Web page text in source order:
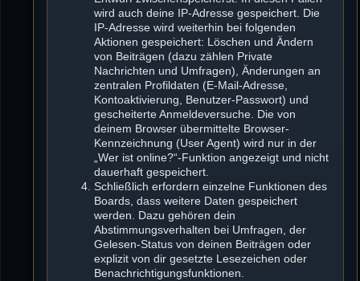
wird auch deine IP-Adresse gespeichert. Die
IP-Adresse wird weiterhin bei folgenden
Aktionen gespeichert: Löschen und Ändern
von Beiträgen (dazu zählen Private
Nachrichten und Umfragen), Änderungen an
zentralen Profildaten (E-Mail-Adresse,
Kontoaktivierung, Benutzer-Passwort) und
gescheiterte Anmeldeversuche. Die von
deinem Browser übermittelte Browser-
Kennzeichnung (User Agent) wird nur in der
„Wer ist online?“-Funktion angezeigt und nicht
dauerhaft gespeichert.
Schließlich erfordern einzelne Funktionen des
Boards, dass weitere Daten gespeichert
werden. Dazu gehören dein
Abstimmungsverhalten bei Umfragen, der
Gelesen-Status von deinen Beiträgen oder
explizit von dir gesetzte Lesezeichen oder
Benachrichtigungsfunktionen.